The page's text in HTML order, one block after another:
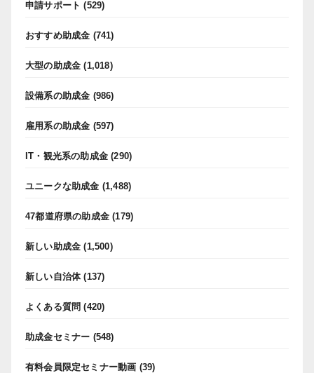
申請サポート (529)
おすすめ助成金 (741)
大型の助成金 (1,018)
設備系の助成金 (986)
雇用系の助成金 (597)
IT・観光系の助成金 (290)
ユニークな助成金 (1,488)
47都道府県の助成金 (179)
新しい助成金 (1,500)
新しい自治体(137)
よくある質問 (420)
助成金セミナー (548)
有料会員限定セミナー動画 (39)